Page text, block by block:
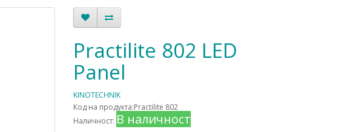
Practilite 802 LED
Panel
KINOTECHNIK
Код на продукта:Practilite 802
Наличност: В наличност